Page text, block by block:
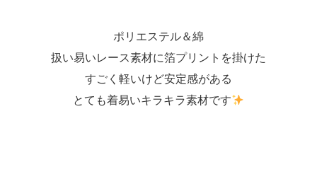
ポリエステル＆綿
扱い易いレース素材に箔プリントを掛けた
すごく軽いけど安定感がある
とても着易いキラキラ素材です